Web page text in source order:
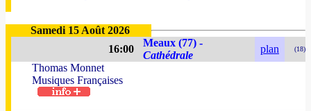
Samedi 15 Août 2026
16:00
Meaux (77) -
Cathédrale
plan (18)
Thomas Monnet
Musiques Françaises